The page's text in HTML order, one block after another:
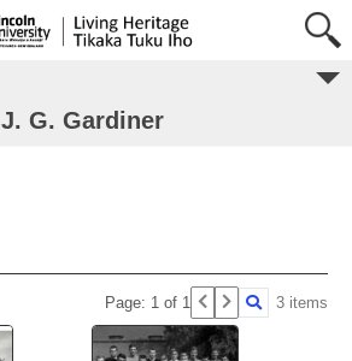
J. G. Gardiner
Page: 1 of 1 3 items